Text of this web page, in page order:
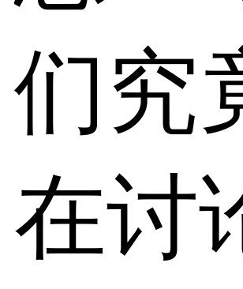
们究
在讨